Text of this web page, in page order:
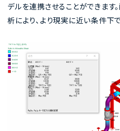
デルを連携させることができま
析により、より現実に近い条件下